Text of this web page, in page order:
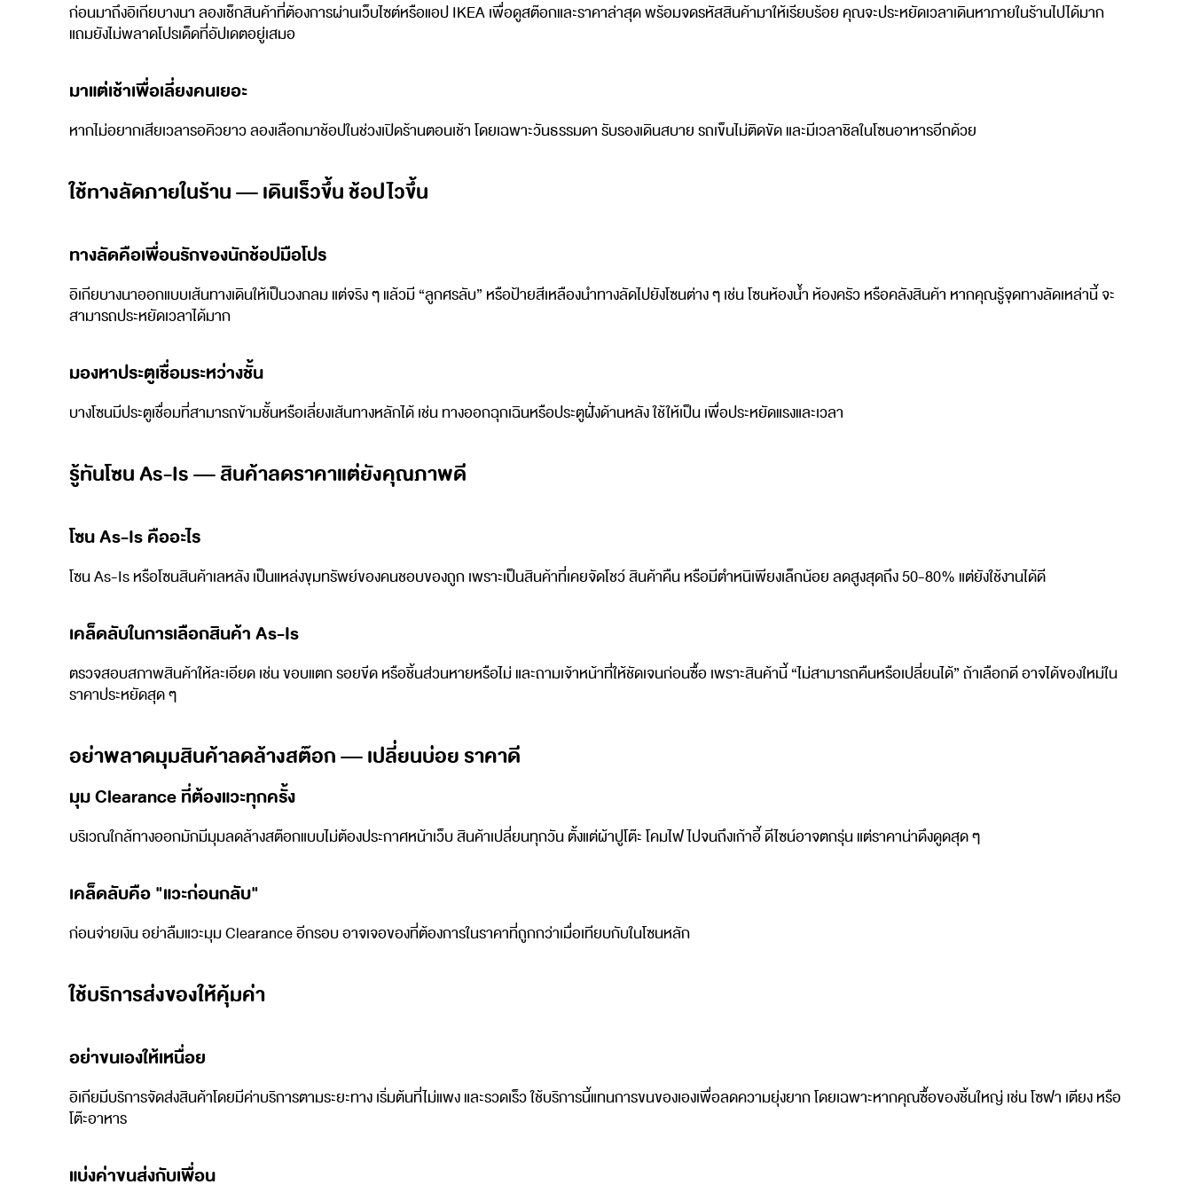
ก่อนมาถึงอิเกียบางนา ลองเช็กสินค้าที่ต้องการผ่านเว็บไซต์หรือแอป IKEA เพื่อดูสต๊อกและราคาล่าสุด พร้อมจดรหัสสินค้ามาให้เรียบร้อย คุณจะประหยัดเวลาเดินหาภายในร้านไปได้มาก
แถมยังไม่พลาดโปรเด็ดที่อัปเดตอยู่เสมอ
มาแต่เช้าเพื่อเลี่ยงคนเยอะ
หากไม่อยากเสียเวลารอคิวยาว ลองเลือกมาช้อปในช่วงเปิดร้านตอนเช้า โดยเฉพาะวันธรรมดา รับรองเดินสบาย รถเข็นไม่ติดขัด และมีเวลาชิลในโซนอาหารอีกด้วย
ใช้ทางลัดภายในร้าน — เดินเร็วขึ้น ช้อปไวขึ้น
ทางลัดคือเพื่อนรักของนักช้อปมือโปร
อิเกียบางนาออกแบบเส้นทางเดินให้เป็นวงกลม แต่จริง ๆ แล้วมี “ลูกศรลับ” หรือป้ายสีเหลืองนำทางลัดไปยังโซนต่าง ๆ เช่น โซนห้องน้ำ ห้องครัว หรือคลังสินค้า หากคุณรู้จุดทางลัดเหล่านี้ จะ
สามารถประหยัดเวลาได้มาก
มองหาประตูเชื่อมระหว่างชั้น
บางโซนมีประตูเชื่อมที่สามารถข้ามชั้นหรือเลี่ยงเส้นทางหลักได้ เช่น ทางออกฉุกเฉินหรือประตูฝั่งด้านหลัง ใช้ให้เป็น เพื่อประหยัดแรงและเวลา
รู้ทันโซน As-Is — สินค้าลดราคาแต่ยังคุณภาพดี
โซน As-Is คืออะไร
โซน As-Is หรือโซนสินค้าเลหลัง เป็นแหล่งขุมทรัพย์ของคนชอบของถูก เพราะเป็นสินค้าที่เคยจัดโชว์ สินค้าคืน หรือมีตำหนิเพียงเล็กน้อย ลดสูงสุดถึง 50-80% แต่ยังใช้งานได้ดี
เคล็ดลับในการเลือกสินค้า As-Is
ตรวจสอบสภาพสินค้าให้ละเอียด เช่น ขอบแตก รอยขีด หรือชิ้นส่วนหายหรือไม่ และถามเจ้าหน้าที่ให้ชัดเจนก่อนซื้อ เพราะสินค้านี้ “ไม่สามารถคืนหรือเปลี่ยนได้” ถ้าเลือกดี อาจได้ของใหม่ใน
ราคาประหยัดสุด ๆ
อย่าพลาดมุมสินค้าลดล้างสต๊อก — เปลี่ยนบ่อย ราคาดี
มุม Clearance ที่ต้องแวะทุกครั้ง
บริเวณใกล้ทางออกมักมีมุมลดล้างสต๊อกแบบไม่ต้องประกาศหน้าเว็บ สินค้าเปลี่ยนทุกวัน ตั้งแต่ผ้าปูโต๊ะ โคมไฟ ไปจนถึงเก้าอี้ ดีไซน์อาจตกรุ่น แต่ราคาน่าดึงดูดสุด ๆ
เคล็ดลับคือ "แวะก่อนกลับ"
ก่อนจ่ายเงิน อย่าลืมแวะมุม Clearance อีกรอบ อาจเจอของที่ต้องการในราคาที่ถูกกว่าเมื่อเทียบกับในโซนหลัก
ใช้บริการส่งของให้คุ้มค่า
อย่าขนเองให้เหนื่อย
อิเกียมีบริการจัดส่งสินค้าโดยมีค่าบริการตามระยะทาง เริ่มต้นที่ไม่แพง และรวดเร็ว ใช้บริการนี้แทนการขนของเองเพื่อลดความยุ่งยาก โดยเฉพาะหากคุณซื้อของชิ้นใหญ่ เช่น โซฟา เตียง หรือ
โต๊ะอาหาร
แบ่งค่าขนส่งกับเพื่อน